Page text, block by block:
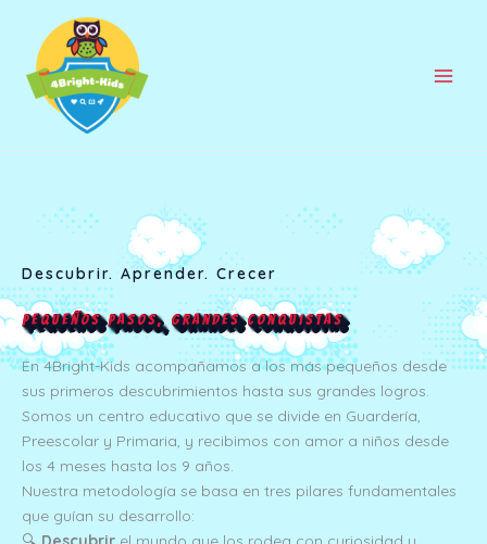
contenido
Descubrir. Aprender. Crecer
Pequeños pasos, grandes conquistas
En 4Bright-Kids acompañamos a los más pequeños desde
sus primeros descubrimientos hasta sus grandes logros.
Somos un centro educativo que se divide en Guardería,
Preescolar y Primaria, y recibimos con amor a niños desde
los 4 meses hasta los 9 años.
Nuestra metodología se basa en tres pilares fundamentales
que guían su desarrollo: